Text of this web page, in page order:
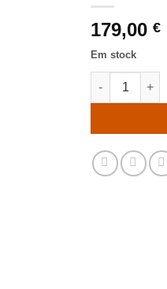
179,00 €
Em stock
Quantidade